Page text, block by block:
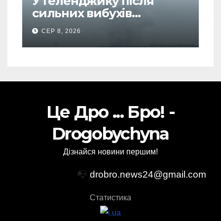
сильних вибухів
почалася масова
евакуація
СЕР 8, 2026
Це Дро ... Бро! -
Drogobychyna
Дізнайся новини першим!
📭 drobro.news24@gmail.com
Статистика